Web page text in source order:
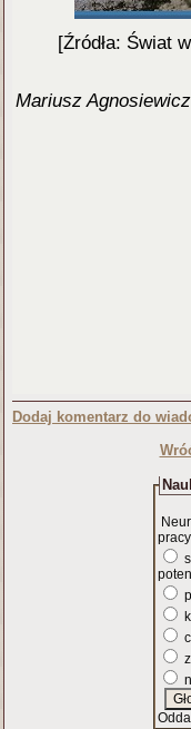
[Źródła: Świat
Mariusz Agnosiewicz
Dodaj komentarz do